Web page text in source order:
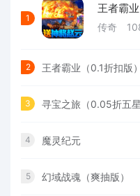
1
王者霸
传奇
2 王者霸业（0.1折扣版）
3
4 魔灵纪元
5 幻域战魂（爽抽版）